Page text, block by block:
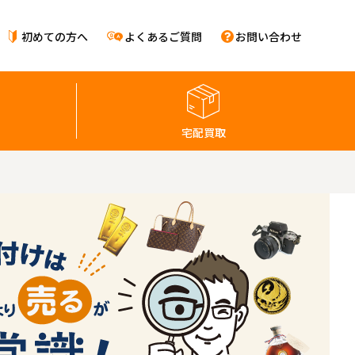
初めての方へ よくあるご質問 お問い合わせ
宅配買取